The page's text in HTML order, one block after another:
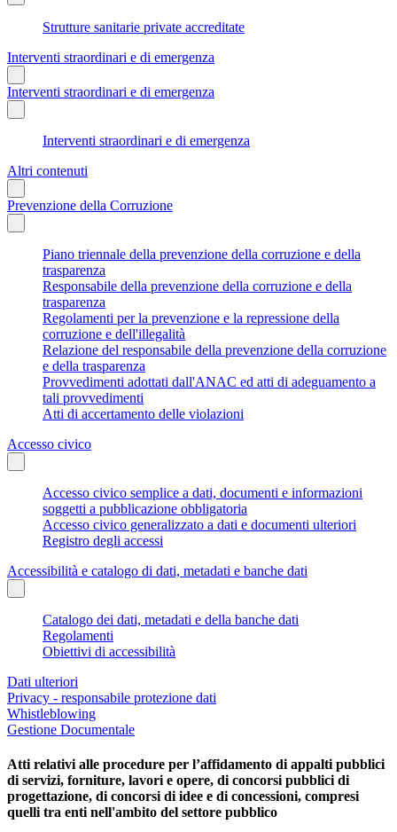
Strutture sanitarie private accreditate
Interventi straordinari e di emergenza
Interventi straordinari e di emergenza
Interventi straordinari e di emergenza
Altri contenuti
Prevenzione della Corruzione
Piano triennale della prevenzione della corruzione e della
trasparenza
Responsabile della prevenzione della corruzione e della
trasparenza
Regolamenti per la prevenzione e la repressione della
corruzione e dell'illegalità
Relazione del responsabile della prevenzione della corruzione
e della trasparenza
Provvedimenti adottati dall'ANAC ed atti di adeguamento a
tali provvedimenti
Atti di accertamento delle violazioni
Accesso civico
Accesso civico semplice a dati, documenti e informazioni
soggetti a pubblicazione obbligatoria
Accesso civico generalizzato a dati e documenti ulteriori
Registro degli accessi
Accessibilità e catalogo di dati, metadati e banche dati
Catalogo dei dati, metadati e della banche dati
Regolamenti
Obiettivi di accessibilità
Dati ulteriori
Privacy - responsabile protezione dati
Whistleblowing
Gestione Documentale
Atti relativi alle procedure per l’affidamento di appalti pubblici
di servizi, forniture, lavori e opere, di concorsi pubblici di
progettazione, di concorsi di idee e di concessioni, compresi
quelli tra enti nell'ambito del settore pubblico